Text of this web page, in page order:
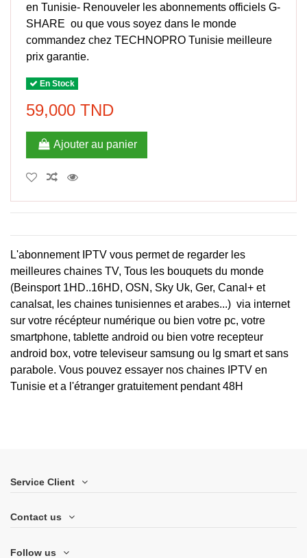
en Tunisie- Renouveler les abonnements officiels G-
SHARE ou que vous soyez dans le monde
commandez chez TECHNOPRO Tunisie meilleure
prix garantie.
En Stock
59,000 TND
Ajouter au panier
L'abonnement IPTV vous permet de regarder les
meilleures chaines TV, Tous les bouquets du monde
(Beinsport 1HD..16HD, OSN, Sky Uk, Ger, Canal+ et
canalsat, les chaines tunisiennes et arabes...) via internet
sur votre récépteur numérique ou bien votre pc, votre
smartphone, tablette android ou bien votre recepteur
android box, votre televiseur samsung ou lg smart et sans
parabole. Vous pouvez essayer nos chaines IPTV en
Tunisie et a l'étranger gratuitement pendant 48H
Service Client
Contact us
Follow us